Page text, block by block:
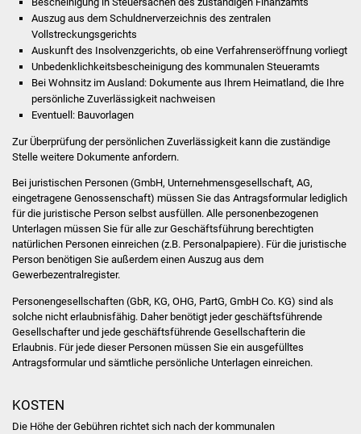
Veranstaltungen
Stadtfest
Ostermarkt
Stadtbücherei
Stadtarchiv
Zehntscheuer
Bürgerhaus
Kulturhalle
Selbsteintrag Vereine
Auszug aus dem Schuldnerverzeichnis des zentralen
Vollstreckungsgerichts
Auskunft des Insolvenzgerichts, ob eine Verfahrenseröffnung vorliegt
Unbedenklichkeitsbescheinigung des kommunalen Steueramts
Bei Wohnsitz im Ausland: Dokumente aus Ihrem Heimatland, die Ihre
persönliche Zuverlässigkeit nachweisen
Eventuell: Bauvorlagen
Zur Überprüfung der persönlichen Zuverlässigkeit kann die zuständige
Stelle weitere Dokumente anfordern.
Bei juristischen Personen (GmbH, Unternehmensgesellschaft, AG,
eingetragene Genossenschaft) müssen Sie das Antragsformular lediglich
für die juristische Person selbst ausfüllen. Alle personenbezogenen
Unterlagen müssen Sie für alle zur Geschäftsführung berechtigten
natürlichen Personen einreichen (z.B. Personalpapiere). Für die juristische
Person benötigen Sie außerdem einen Auszug aus dem
Gewerbezentralregister.
Personengesellschaften (GbR, KG, OHG, PartG, GmbH Co. KG) sind als
solche nicht erlaubnisfähig. Daher benötigt jeder geschäftsführende
Gesellschafter und jede geschäftsführende Gesellschafterin die
Erlaubnis. Für jede dieser Personen müssen Sie ein ausgefülltes
Antragsformular und sämtliche persönliche Unterlagen einreichen.
KOSTEN
Die Höhe der Gebühren richtet sich nach der kommunalen